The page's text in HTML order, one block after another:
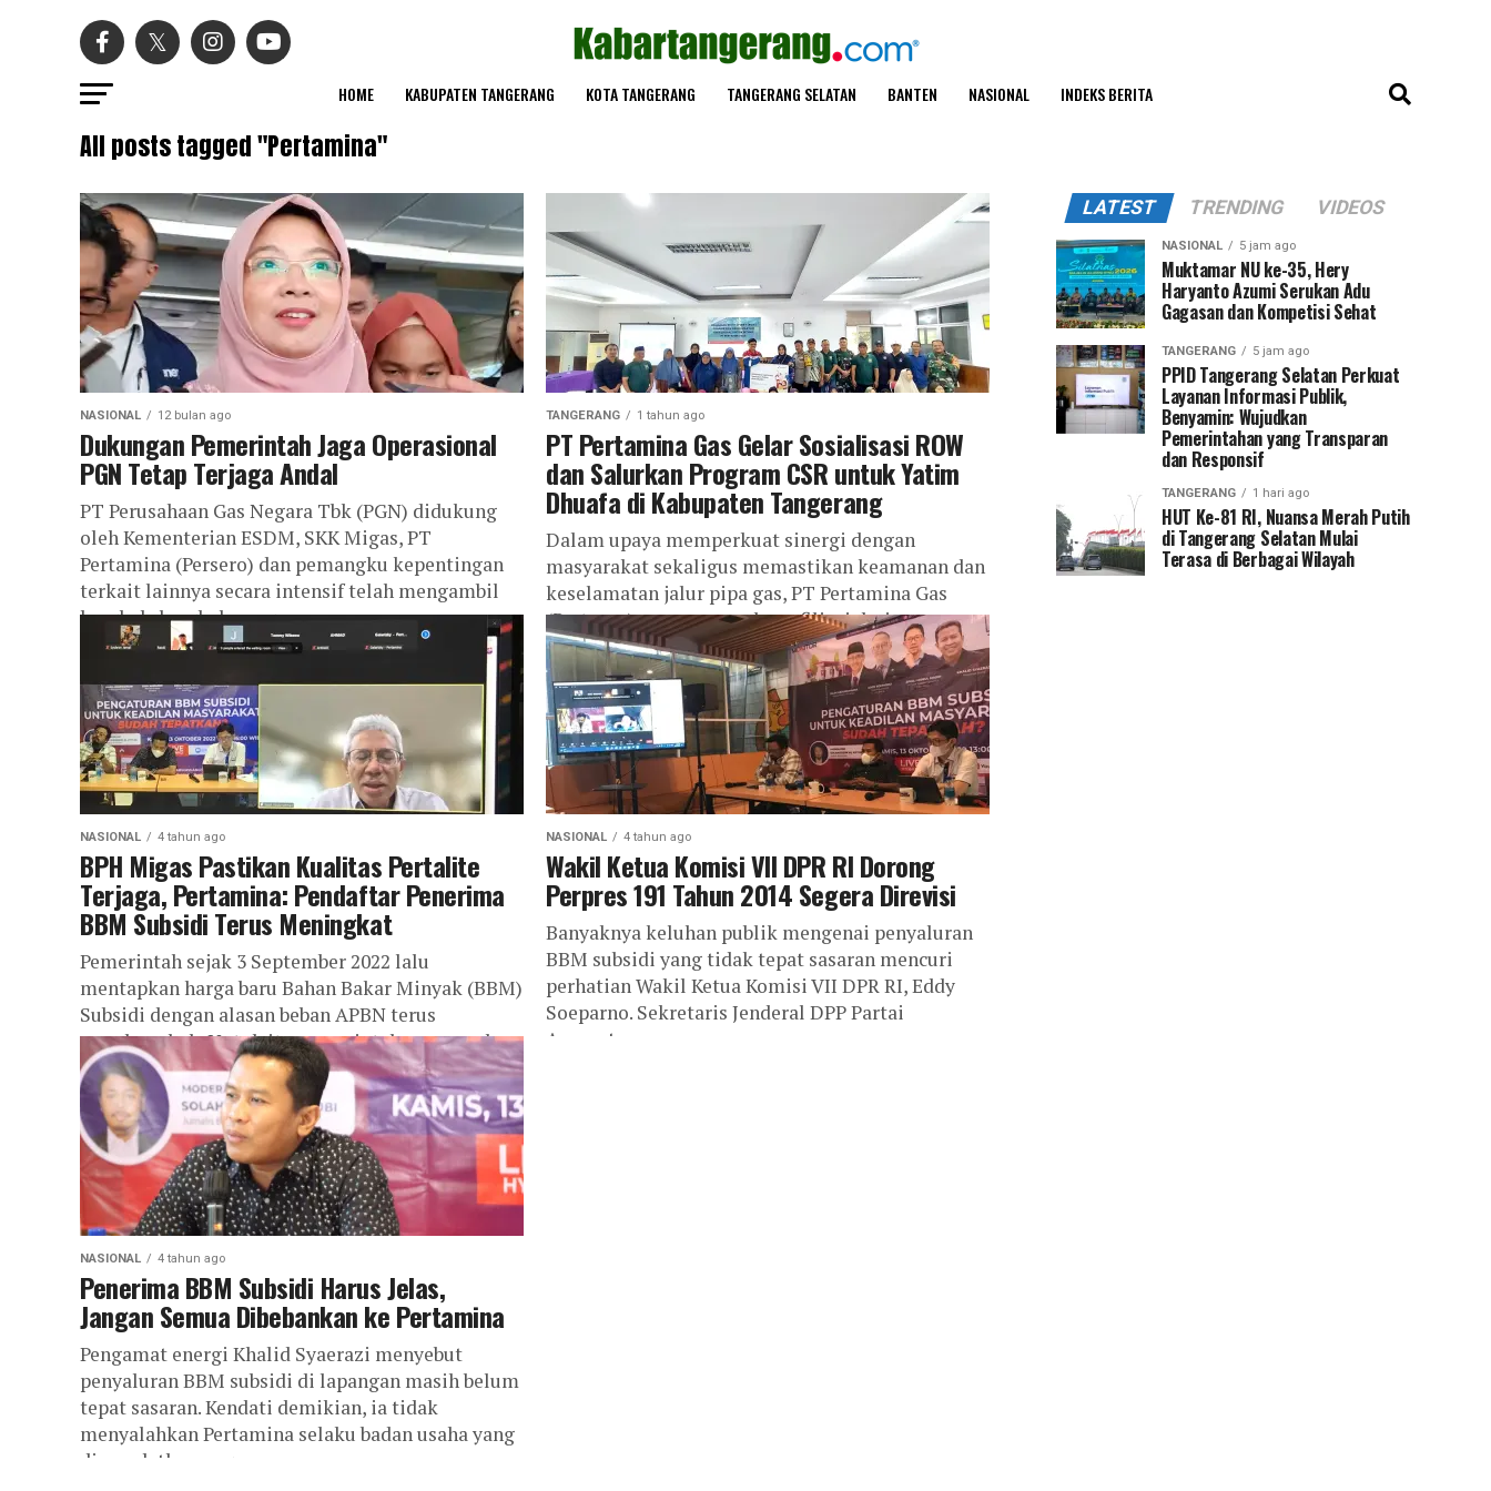
HOME KABUPATEN TANGERANG KOTA TANGERANG TANGERANG SELATAN BANTEN NASIONAL INDEKS BERITA
All posts tagged "Pertamina"
NASIONAL 12 bulan ago
Dukungan Pemerintah Jaga Operasional
PGN Tetap Terjaga Andal
PT Perusahaan Gas Negara Tbk (PGN) didukung
oleh Kementerian ESDM, SKK Migas, PT
Pertamina (Persero) dan pemangku kepentingan
terkait lainnya secara intensif telah mengambil
langkah-langkah yang...
TANGERANG 1 tahun ago
PT Pertamina Gas Gelar Sosialisasi ROW
dan Salurkan Program CSR untuk Yatim
Dhuafa di Kabupaten Tangerang
Dalam upaya memperkuat sinergi dengan
masyarakat sekaligus memastikan keamanan dan
keselamatan jalur pipa gas, PT Pertamina Gas
(Pertagas) yang merupakan afiliasi dari
Subholding Gas Pertamina menggelar...
NASIONAL 4 tahun ago
BPH Migas Pastikan Kualitas Pertalite
Terjaga, Pertamina: Pendaftar Penerima
BBM Subsidi Terus Meningkat
Pemerintah sejak 3 September 2022 lalu
mentapkan harga baru Bahan Bakar Minyak (BBM)
Subsidi dengan alasan beban APBN terus
membengkak. Untuk itu pemerintah menugaskan
PT Pertamina...
NASIONAL 4 tahun ago
Wakil Ketua Komisi VII DPR RI Dorong
Perpres 191 Tahun 2014 Segera Direvisi
Banyaknya keluhan publik mengenai penyaluran
BBM subsidi yang tidak tepat sasaran mencuri
perhatian Wakil Ketua Komisi VII DPR RI, Eddy
Soeparno. Sekretaris Jenderal DPP Partai
Amanat...
NASIONAL 4 tahun ago
Penerima BBM Subsidi Harus Jelas,
Jangan Semua Dibebankan ke Pertamina
Pengamat energi Khalid Syaerazi menyebut
penyaluran BBM subsidi di lapangan masih belum
tepat sasaran. Kendati demikian, ia tidak
menyalahkan Pertamina selaku badan usaha yang
dimandatkan negara...
LATEST TRENDING VIDEOS
NASIONAL 5 jam ago
Muktamar NU ke-35, Hery
Haryanto Azumi Serukan Adu
Gagasan dan Kompetisi Sehat
TANGERANG 5 jam ago
PPID Tangerang Selatan Perkuat
Layanan Informasi Publik,
Benyamin: Wujudkan
Pemerintahan yang Transparan
dan Responsif
TANGERANG 1 hari ago
HUT Ke-81 RI, Nuansa Merah Putih
di Tangerang Selatan Mulai
Terasa di Berbagai Wilayah